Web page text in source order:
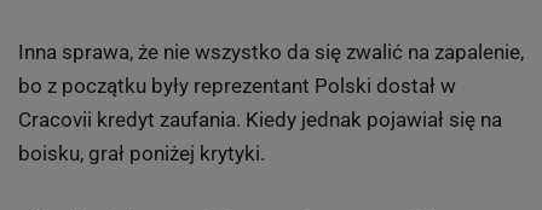
Inna sprawa, że nie wszystko da się zwalić na zapalenie,
bo z początku były reprezentant Polski dostał w
Cracovii kredyt zaufania. Kiedy jednak pojawiał się na
boisku, grał poniżej krytyki.